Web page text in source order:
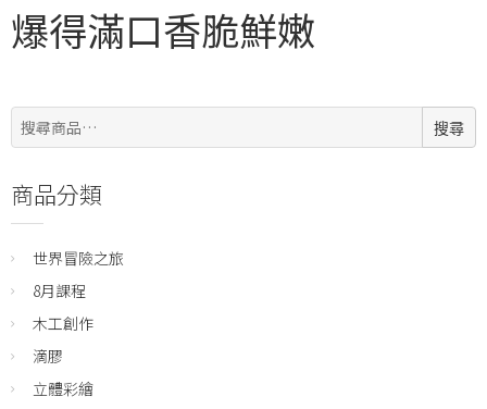
爆得滿口香脆鮮嫩
搜
尋:
搜尋
商品分類
世界冒險之旅
8月課程
木工創作
滴膠
立體彩繪